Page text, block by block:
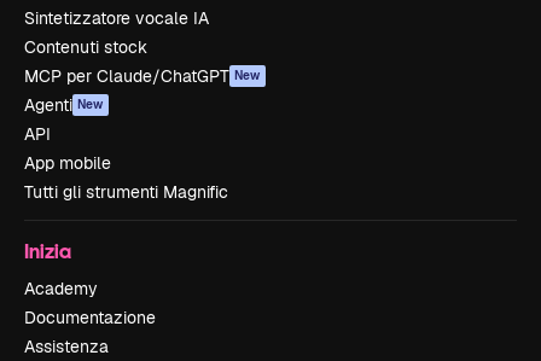
Sintetizzatore vocale IA
Contenuti stock
MCP per Claude/ChatGPT New
Agenti New
API
App mobile
Tutti gli strumenti Magnific
Inizia
Academy
Documentazione
Assistenza